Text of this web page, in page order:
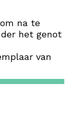
na te
het genot
van